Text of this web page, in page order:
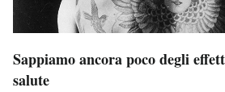
Sappiamo ancora poco degli
salute